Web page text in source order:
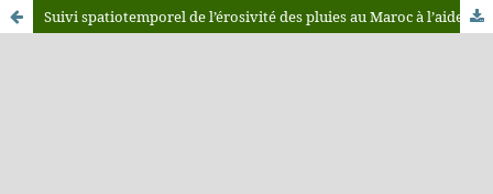
Suivi spatiotemporel de l’érosivité des pluies au Maroc à l’aide des données satellitaires libres